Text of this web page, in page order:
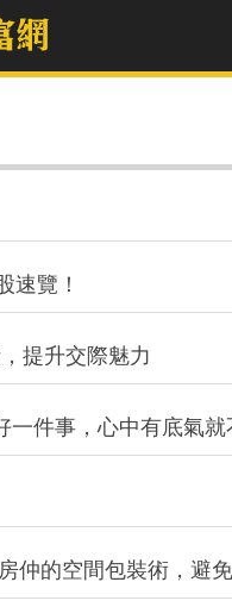
速覽！
提升交際魅力
一件事，心中有底氣就
仲的空間包裝術，避